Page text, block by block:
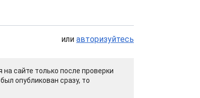
или авторизуйтесь
сайте только после проверки
опубликован сразу, то